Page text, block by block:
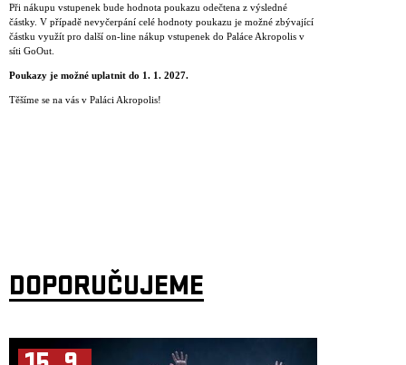
Při nákupu vstupenek bude hodnota poukazu odečtena z výsledné
částky. V případě nevyčerpání celé hodnoty poukazu je možné zbývající
částku využít pro další on-line nákup vstupenek do Paláce Akropolis v
síti GoOut.
Poukazy je možné uplatnit do 1. 1. 2027.
Těšíme se na vás v Paláci Akropolis!
DOPORUČUJEME